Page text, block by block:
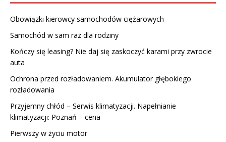
Obowiązki kierowcy samochodów ciężarowych
Samochód w sam raz dla rodziny
Kończy się leasing? Nie daj się zaskoczyć karami przy zwrocie
auta
Ochrona przed rozładowaniem. Akumulator głębokiego
rozładowania
Przyjemny chłód – Serwis klimatyzacji. Napełnianie
klimatyzacji: Poznań – cena
Pierwszy w życiu motor